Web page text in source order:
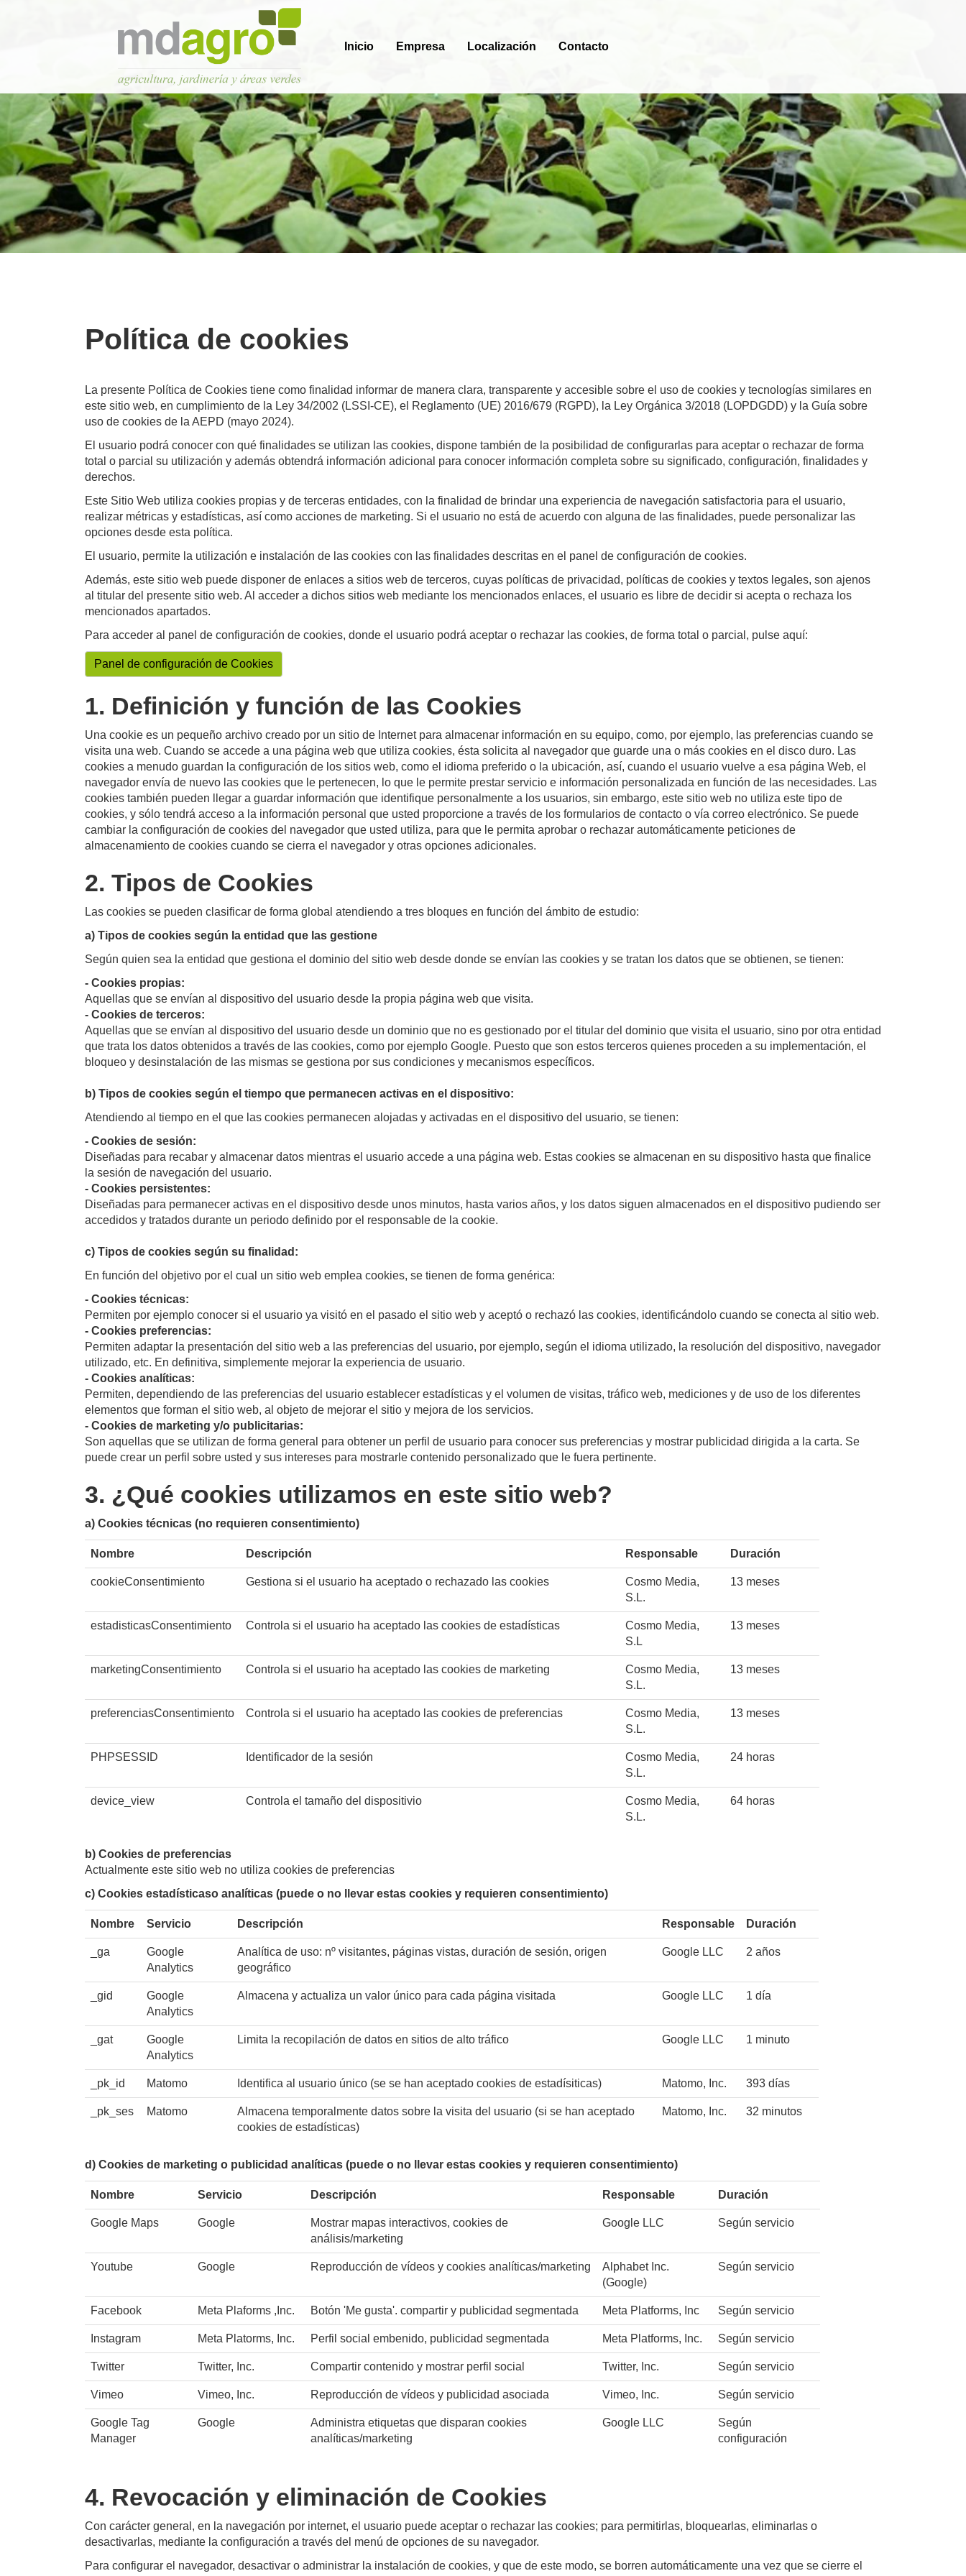
Inicio Empresa Localización Contacto
Política de cookies
La presente Política de Cookies tiene como finalidad informar de manera clara, transparente y accesible sobre el uso de cookies y tecnologías similares en
este sitio web, en cumplimiento de la Ley 34/2002 (LSSI-CE), el Reglamento (UE) 2016/679 (RGPD), la Ley Orgánica 3/2018 (LOPDGDD) y la Guía sobre
uso de cookies de la AEPD (mayo 2024).
El usuario podrá conocer con qué finalidades se utilizan las cookies, dispone también de la posibilidad de configurarlas para aceptar o rechazar de forma
total o parcial su utilización y además obtendrá información adicional para conocer información completa sobre su significado, configuración, finalidades y
derechos.
Este Sitio Web utiliza cookies propias y de terceras entidades, con la finalidad de brindar una experiencia de navegación satisfactoria para el usuario,
realizar métricas y estadísticas, así como acciones de marketing. Si el usuario no está de acuerdo con alguna de las finalidades, puede personalizar las
opciones desde esta política.
El usuario, permite la utilización e instalación de las cookies con las finalidades descritas en el panel de configuración de cookies.
Además, este sitio web puede disponer de enlaces a sitios web de terceros, cuyas políticas de privacidad, políticas de cookies y textos legales, son ajenos
al titular del presente sitio web. Al acceder a dichos sitios web mediante los mencionados enlaces, el usuario es libre de decidir si acepta o rechaza los
mencionados apartados.
Para acceder al panel de configuración de cookies, donde el usuario podrá aceptar o rechazar las cookies, de forma total o parcial, pulse aquí:
Panel de configuración de Cookies
1. Definición y función de las Cookies
Una cookie es un pequeño archivo creado por un sitio de Internet para almacenar información en su equipo, como, por ejemplo, las preferencias cuando se
visita una web. Cuando se accede a una página web que utiliza cookies, ésta solicita al navegador que guarde una o más cookies en el disco duro. Las
cookies a menudo guardan la configuración de los sitios web, como el idioma preferido o la ubicación, así, cuando el usuario vuelve a esa página Web, el
navegador envía de nuevo las cookies que le pertenecen, lo que le permite prestar servicio e información personalizada en función de las necesidades. Las
cookies también pueden llegar a guardar información que identifique personalmente a los usuarios, sin embargo, este sitio web no utiliza este tipo de
cookies, y sólo tendrá acceso a la información personal que usted proporcione a través de los formularios de contacto o vía correo electrónico. Se puede
cambiar la configuración de cookies del navegador que usted utiliza, para que le permita aprobar o rechazar automáticamente peticiones de
almacenamiento de cookies cuando se cierra el navegador y otras opciones adicionales.
2. Tipos de Cookies
Las cookies se pueden clasificar de forma global atendiendo a tres bloques en función del ámbito de estudio:
a) Tipos de cookies según la entidad que las gestione
Según quien sea la entidad que gestiona el dominio del sitio web desde donde se envían las cookies y se tratan los datos que se obtienen, se tienen:
- Cookies propias:
Aquellas que se envían al dispositivo del usuario desde la propia página web que visita.
- Cookies de terceros:
Aquellas que se envían al dispositivo del usuario desde un dominio que no es gestionado por el titular del dominio que visita el usuario, sino por otra entidad
que trata los datos obtenidos a través de las cookies, como por ejemplo Google. Puesto que son estos terceros quienes proceden a su implementación, el
bloqueo y desinstalación de las mismas se gestiona por sus condiciones y mecanismos específicos.
b) Tipos de cookies según el tiempo que permanecen activas en el dispositivo:
Atendiendo al tiempo en el que las cookies permanecen alojadas y activadas en el dispositivo del usuario, se tienen:
- Cookies de sesión:
Diseñadas para recabar y almacenar datos mientras el usuario accede a una página web. Estas cookies se almacenan en su dispositivo hasta que finalice
la sesión de navegación del usuario.
- Cookies persistentes:
Diseñadas para permanecer activas en el dispositivo desde unos minutos, hasta varios años, y los datos siguen almacenados en el dispositivo pudiendo ser
accedidos y tratados durante un periodo definido por el responsable de la cookie.
c) Tipos de cookies según su finalidad:
En función del objetivo por el cual un sitio web emplea cookies, se tienen de forma genérica:
- Cookies técnicas:
Permiten por ejemplo conocer si el usuario ya visitó en el pasado el sitio web y aceptó o rechazó las cookies, identificándolo cuando se conecta al sitio web.
- Cookies preferencias:
Permiten adaptar la presentación del sitio web a las preferencias del usuario, por ejemplo, según el idioma utilizado, la resolución del dispositivo, navegador
utilizado, etc. En definitiva, simplemente mejorar la experiencia de usuario.
- Cookies analíticas:
Permiten, dependiendo de las preferencias del usuario establecer estadísticas y el volumen de visitas, tráfico web, mediciones y de uso de los diferentes
elementos que forman el sitio web, al objeto de mejorar el sitio y mejora de los servicios.
- Cookies de marketing y/o publicitarias:
Son aquellas que se utilizan de forma general para obtener un perfil de usuario para conocer sus preferencias y mostrar publicidad dirigida a la carta. Se
puede crear un perfil sobre usted y sus intereses para mostrarle contenido personalizado que le fuera pertinente.
3. ¿Qué cookies utilizamos en este sitio web?
a) Cookies técnicas (no requieren consentimiento)
Nombre Descripción Responsable Duración
cookieConsentimiento Gestiona si el usuario ha aceptado o rechazado las cookies
Cosmo Media,
S.L.
13 meses
estadisticasConsentimiento Controla si el usuario ha aceptado las cookies de estadísticas
Cosmo Media,
S.L
13 meses
marketingConsentimiento Controla si el usuario ha aceptado las cookies de marketing
Cosmo Media,
S.L.
13 meses
preferenciasConsentimiento Controla si el usuario ha aceptado las cookies de preferencias
Cosmo Media,
S.L.
13 meses
PHPSESSID Identificador de la sesión
Cosmo Media,
S.L.
24 horas
device_view Controla el tamaño del dispositivio
Cosmo Media,
S.L.
64 horas
b) Cookies de preferencias
Actualmente este sitio web no utiliza cookies de preferencias
c) Cookies estadísticaso analíticas (puede o no llevar estas cookies y requieren consentimiento)
Nombre Servicio Descripción Responsable Duración
_ga
Google
Analytics
Analítica de uso: nº visitantes, páginas vistas, duración de sesión, origen
geográfico
Google LLC 2 años
_gid
Google
Analytics
Almacena y actualiza un valor único para cada página visitada Google LLC 1 día
_gat
Google
Analytics
Limita la recopilación de datos en sitios de alto tráfico Google LLC 1 minuto
_pk_id Matomo Identifica al usuario único (se se han aceptado cookies de estadísiticas) Matomo, Inc. 393 días
_pk_ses Matomo
Almacena temporalmente datos sobre la visita del usuario (si se han aceptado
cookies de estadísticas)
Matomo, Inc. 32 minutos
d) Cookies de marketing o publicidad analíticas (puede o no llevar estas cookies y requieren consentimiento)
Nombre Servicio Descripción Responsable Duración
Google Maps Google
Mostrar mapas interactivos, cookies de
análisis/marketing
Google LLC Según servicio
Youtube Google Reproducción de vídeos y cookies analíticas/marketing
Alphabet Inc.
(Google)
Según servicio
Facebook Meta Plaforms ,Inc. Botón 'Me gusta'. compartir y publicidad segmentada Meta Platforms, Inc Según servicio
Instagram Meta Platorms, Inc. Perfil social embenido, publicidad segmentada Meta Platforms, Inc. Según servicio
Twitter Twitter, Inc. Compartir contenido y mostrar perfil social Twitter, Inc. Según servicio
Vimeo Vimeo, Inc. Reproducción de vídeos y publicidad asociada Vimeo, Inc. Según servicio
Google Tag
Manager
Google
Administra etiquetas que disparan cookies
analíticas/marketing
Google LLC
Según
configuración
4. Revocación y eliminación de Cookies
Con carácter general, en la navegación por internet, el usuario puede aceptar o rechazar las cookies; para permitirlas, bloquearlas, eliminarlas o
desactivarlas, mediante la configuración a través del menú de opciones de su navegador.
Para configurar el navegador, desactivar o administrar la instalación de cookies, y que de este modo, se borren automáticamente una vez que se cierre el